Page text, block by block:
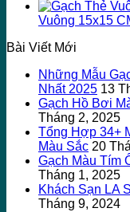
Vuông 15x15
Bài Viết Mới
Những Mẫu
Nhất 2025 13
Gạch Hồ Bơi
Tháng 2, 2025
Tổng Hợp 34+
Màu Sắc 20
Gạch Màu Tím
Tháng 1, 2025
Khách Sạn LA
Tháng 9, 2024